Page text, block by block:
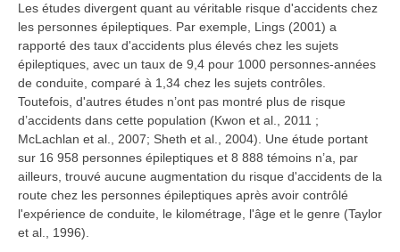
Les études divergent quant au véritable risque d'accidents chez
les personnes épileptiques. Par exemple, Lings (2001) a
rapporté des taux d'accidents plus élevés chez les sujets
épileptiques, avec un taux de 9,4 pour 1000 personnes-années
de conduite, comparé à 1,34 chez les sujets contrôles.
Toutefois, d'autres études n’ont pas montré plus de risque
d’accidents dans cette population (Kwon et al., 2011 ;
McLachlan et al., 2007; Sheth et al., 2004). Une étude portant
sur 16 958 personnes épileptiques et 8 888 témoins n’a, par
ailleurs, trouvé aucune augmentation du risque d'accidents de la
route chez les personnes épileptiques après avoir contrôlé
l'expérience de conduite, le kilométrage, l'âge et le genre (Taylor
et al., 1996).